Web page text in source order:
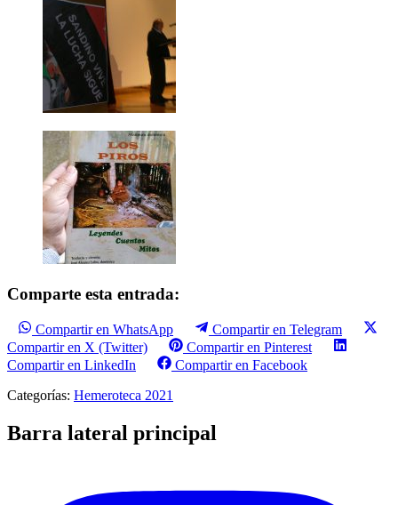
Comparte esta entrada:
Compartir en WhatsApp
Compartir en Telegram
Compartir en X (Twitter)
Compartir en Pinterest
Compartir en LinkedIn
Compartir en Facebook
Categorías: Hemeroteca 2021
Barra lateral principal